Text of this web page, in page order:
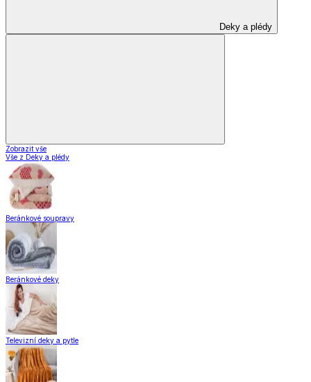
Deky a plédy
Zobrazit vše
Vše z Deky a plédy
Beránkové soupravy
Beránkové deky
Televizní deky a pytle